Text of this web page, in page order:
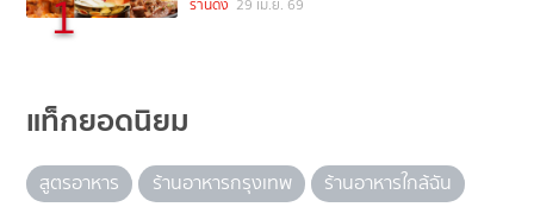
1 ร้านดัง 29 เม.ย. 69
แท็กยอดนิยม
สูตรอาหาร ร้านอาหารกรุงเทพ
ร้านอาหารใกล้ฉัน